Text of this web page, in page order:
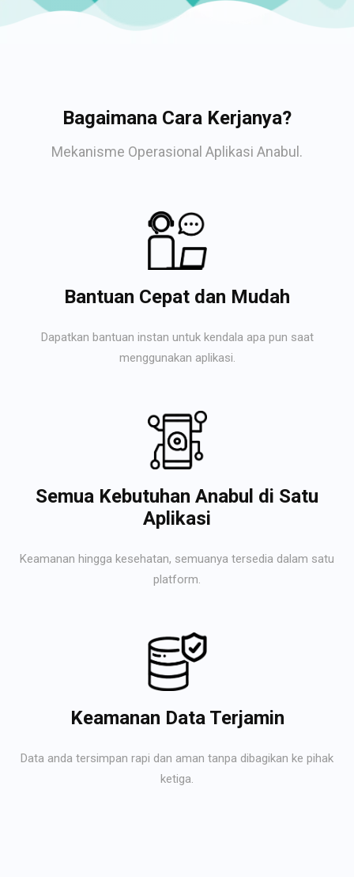
Bagaimana Cara Kerjanya?
Mekanisme Operasional Aplikasi Anabul.
Bantuan Cepat dan Mudah
Dapatkan bantuan instan untuk kendala apa pun saat
menggunakan aplikasi.
Semua Kebutuhan Anabul di Satu
Aplikasi
Keamanan hingga kesehatan, semuanya tersedia dalam satu
platform.
Keamanan Data Terjamin
Data anda tersimpan rapi dan aman tanpa dibagikan ke pihak
ketiga.